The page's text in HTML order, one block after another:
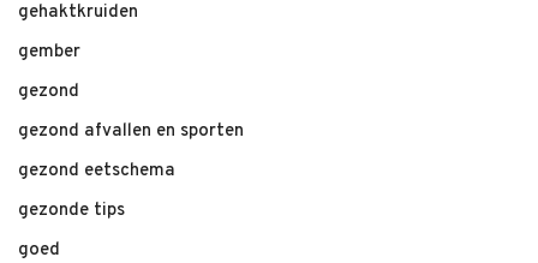
gehaktkruiden
gember
gezond
gezond afvallen en sporten
gezond eetschema
gezonde tips
goed